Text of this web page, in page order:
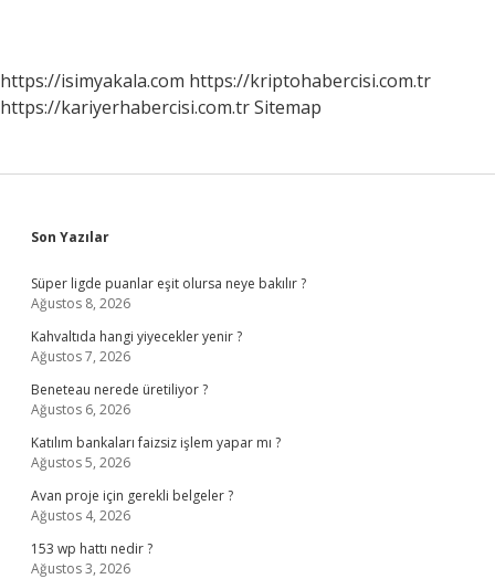
https://isimyakala.com https://kriptohabercisi.com.tr
https://kariyerhabercisi.com.trSitemap
Sidebar
Son Yazılar
Süper ligde puanlar eşit olursa neye bakılır ?
Ağustos 8, 2026
Kahvaltıda hangi yiyecekler yenir ?
Ağustos 7, 2026
Beneteau nerede üretiliyor ?
Ağustos 6, 2026
Katılım bankaları faizsiz işlem yapar mı ?
Ağustos 5, 2026
Avan proje için gerekli belgeler ?
Ağustos 4, 2026
153 wp hattı nedir ?
Ağustos 3, 2026